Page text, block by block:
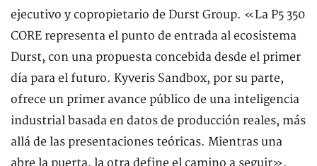
ejecutivo y copropietario de Durst Group. «La P5 350
CORE representa el punto de entrada al ecosistema
Durst, con una propuesta concebida desde el primer
día para el futuro. Kyveris Sandbox, por su parte,
ofrece un primer avance público de una inteligencia
industrial basada en datos de producción reales, más
allá de las presentaciones teóricas. Mientras una
abre la puerta, la otra define el camino a seguir».